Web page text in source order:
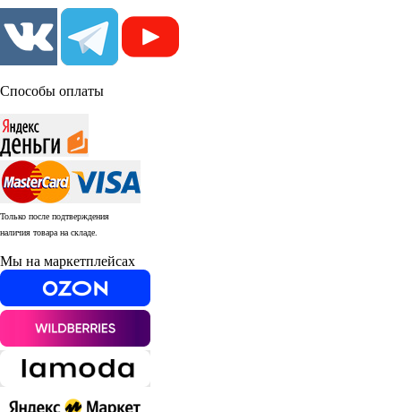
Способы оплаты
Только после подтверждения
наличия товара на складе.
Мы на маркетплейсах